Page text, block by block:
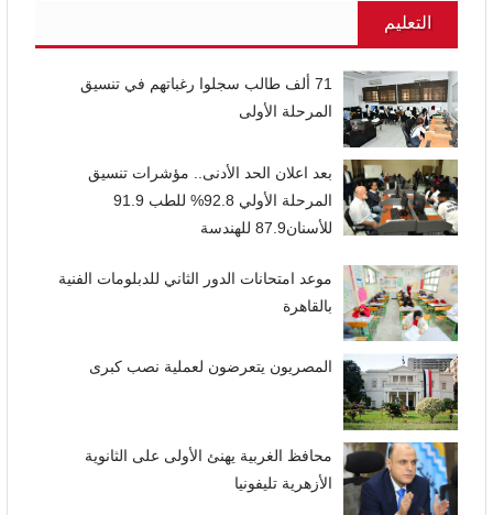
التعليم
71 ألف طالب سجلوا رغباتهم في تنسيق
المرحلة الأولى
بعد اعلان الحد الأدنى.. مؤشرات تنسيق
المرحلة الأولي 92.8% للطب 91.9
للأسنان87.9 للهندسة
موعد امتحانات الدور الثاني للدبلومات الفنية
بالقاهرة
المصريون يتعرضون لعملية نصب كبرى
محافظ الغربية يهنئ الأولى على الثانوية
الأزهرية تليفونيا